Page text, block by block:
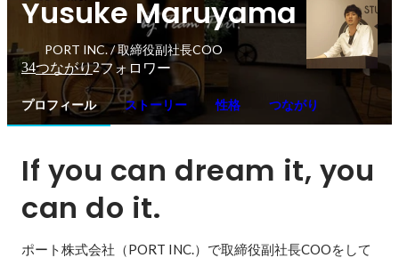
Yusuke Maruyama
PORT INC. / 取締役副社長COO
34つながり2フォロワー
プロフィール ストーリー 性格 つながり
If you can dream it, you
can do it.
ポート株式会社（PORT INC.）で取締役副社長COOをして